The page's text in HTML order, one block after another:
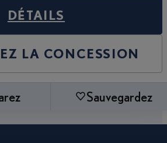
DÉTAILS
LA CONCESSION
Sauvegardez